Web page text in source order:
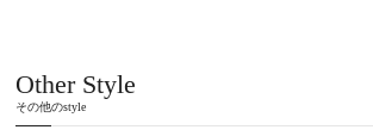
Other Style
その他のstyle